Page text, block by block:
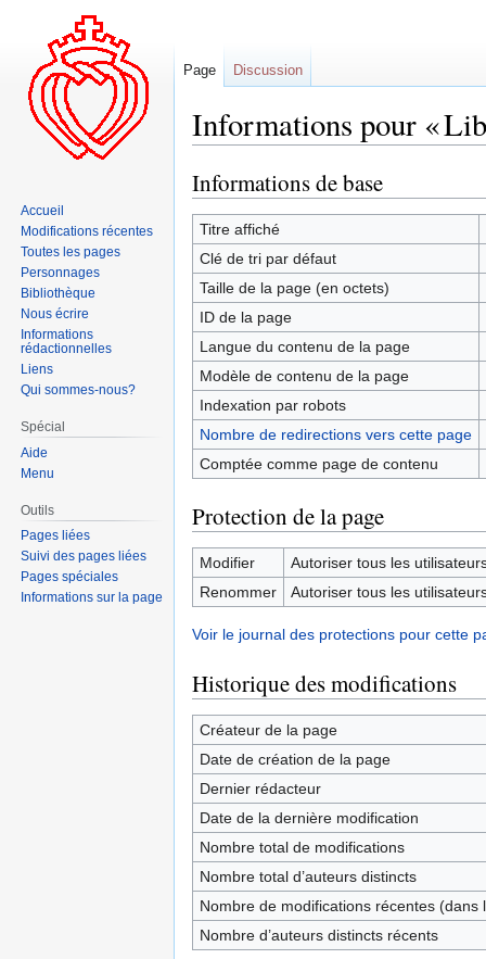
Informations pour «
Aller
à
la
navigation
Aller
à
la
recherche
Informations de base
Titre affiché
Clé de tri par défaut
Taille de la page (en octets)
ID de la page
Langue du contenu de la page
Modèle de contenu de la page
Indexation par robots
Nombre de redirections vers cette page
Comptée comme page de contenu
Protection de la page
Modifier
Autoriser tous les
Renommer
Autoriser tous les
Voir le journal des protections pour cette
Historique des modifications
Créateur de la page
Date de création de la page
Dernier rédacteur
Date de la dernière modification
Nombre total de modifications
Nombre total d’auteurs distincts
Nombre de modifications récentes (dans
Nombre d’auteurs distincts récents
Page Discussion
Accueil
Modifications récentes
Toutes les pages
Personnages
Bibliothèque
Nous écrire
Informations
rédactionnelles
Liens
Qui sommes-nous?
Spécial
Aide
Menu
Outils
Pages liées
Suivi des pages liées
Pages spéciales
Informations sur la page